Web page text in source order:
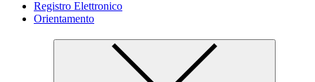
Registro Elettronico
Orientamento